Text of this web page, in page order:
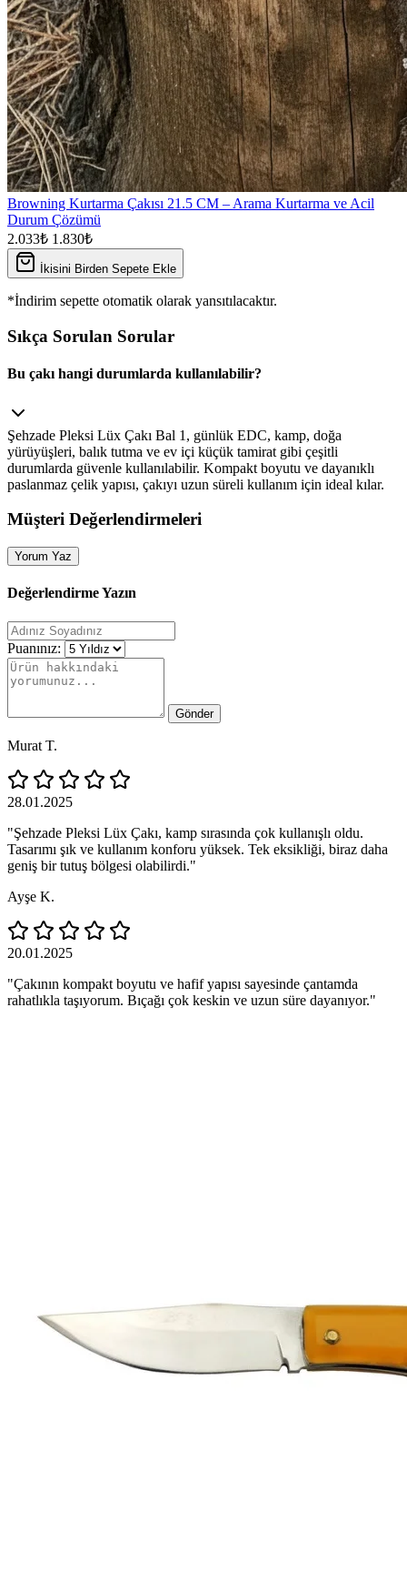
Browning Kurtarma Çakısı 21.5 CM – Arama Kurtarma ve Acil
Durum Çözümü
2.033₺ 1.830₺
İkisini Birden Sepete Ekle
*İndirim sepette otomatik olarak yansıtılacaktır.
Sıkça Sorulan Sorular
Bu çakı hangi durumlarda kullanılabilir?
Şehzade Pleksi Lüx Çakı Bal 1, günlük EDC, kamp, doğa
yürüyüşleri, balık tutma ve ev içi küçük tamirat gibi çeşitli
durumlarda güvenle kullanılabilir. Kompakt boyutu ve dayanıklı
paslanmaz çelik yapısı, çakıyı uzun süreli kullanım için ideal kılar.
Müşteri Değerlendirmeleri
Yorum Yaz
Değerlendirme Yazın
Puanınız:
Gönder
Murat T.
28.01.2025
"Şehzade Pleksi Lüx Çakı, kamp sırasında çok kullanışlı oldu.
Tasarımı şık ve kullanım konforu yüksek. Tek eksikliği, biraz daha
geniş bir tutuş bölgesi olabilirdi."
Ayşe K.
20.01.2025
"Çakının kompakt boyutu ve hafif yapısı sayesinde çantamda
rahatlıkla taşıyorum. Bıçağı çok keskin ve uzun süre dayanıyor."